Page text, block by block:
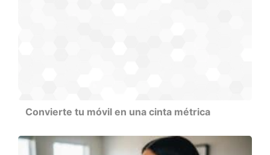
Convierte tu móvil en una cinta métrica